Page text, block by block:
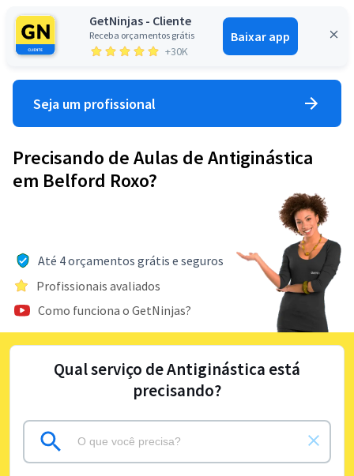
GetNinjas - Cliente
Receba orçamentos grátis
+30K
Baixar app
Entrar
Seja um profissional
Precisando de Aulas de Antiginástica
em Belford Roxo?
Até 4 orçamentos grátis e seguros
Profissionais avaliados
Como funciona o GetNinjas?
Qual serviço de Antiginástica está
precisando?